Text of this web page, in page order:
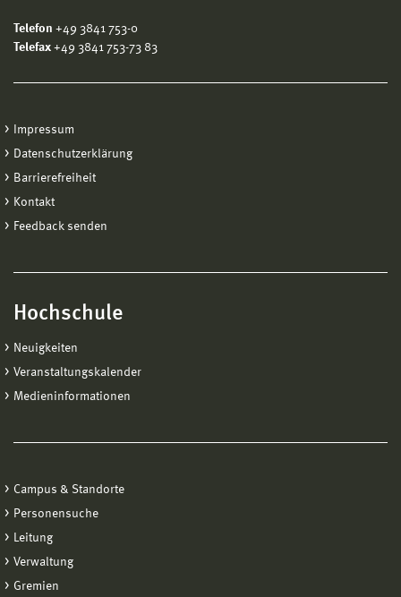
Telefon +49 3841 753-0
Telefax +49 3841 753-73 83
Impressum
Datenschutzerklärung
Barrierefreiheit
Kontakt
Feedback senden
Hochschule
Neuigkeiten
Veranstaltungskalender
Medieninformationen
Campus & Standorte
Personensuche
Leitung
Verwaltung
Gremien